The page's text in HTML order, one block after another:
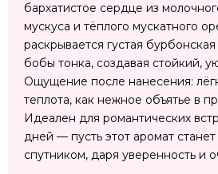
бархатистое сердце из
мускуса и тёплого мускатного
раскрывается густая
бобы тонка, создавая стойкий,
Ощущение после нанесения:
теплота, как нежное объятье в
Идеален для романтических
дней — пусть этот аромат
спутником, даря уверенность и